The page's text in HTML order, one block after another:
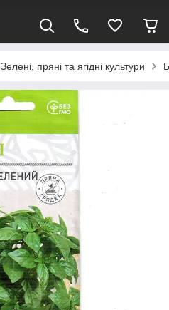
Зелені, пряні та ягідні культури